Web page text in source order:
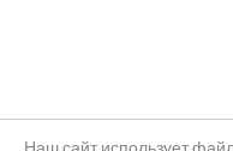
Наш сайт использует